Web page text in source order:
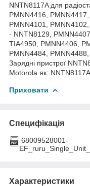
NNTN8117A для
PMNN4416,
PMNN4101,
- NNTN8129,
TIA4950, PMNN4406,
PMNN4484,
Зарядні пристрої
Motorola як: NNTN8117A
Приховати
Специфікація
68009528001-
Характеристики